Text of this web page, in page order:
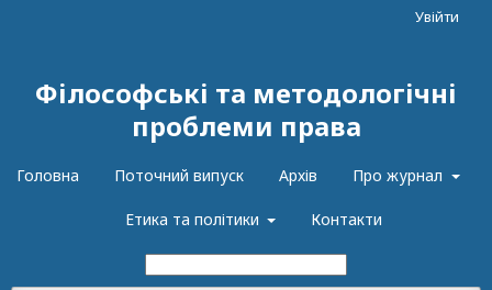
Філософські та методологічні
проблеми права
Головна Поточний випуск Архів Про журнал
Етика та політики Контакти
Увійти